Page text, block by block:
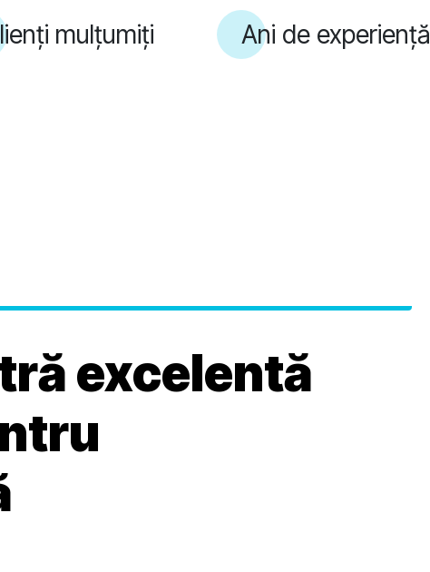
mulțumiți Ani de experiență
excelentă